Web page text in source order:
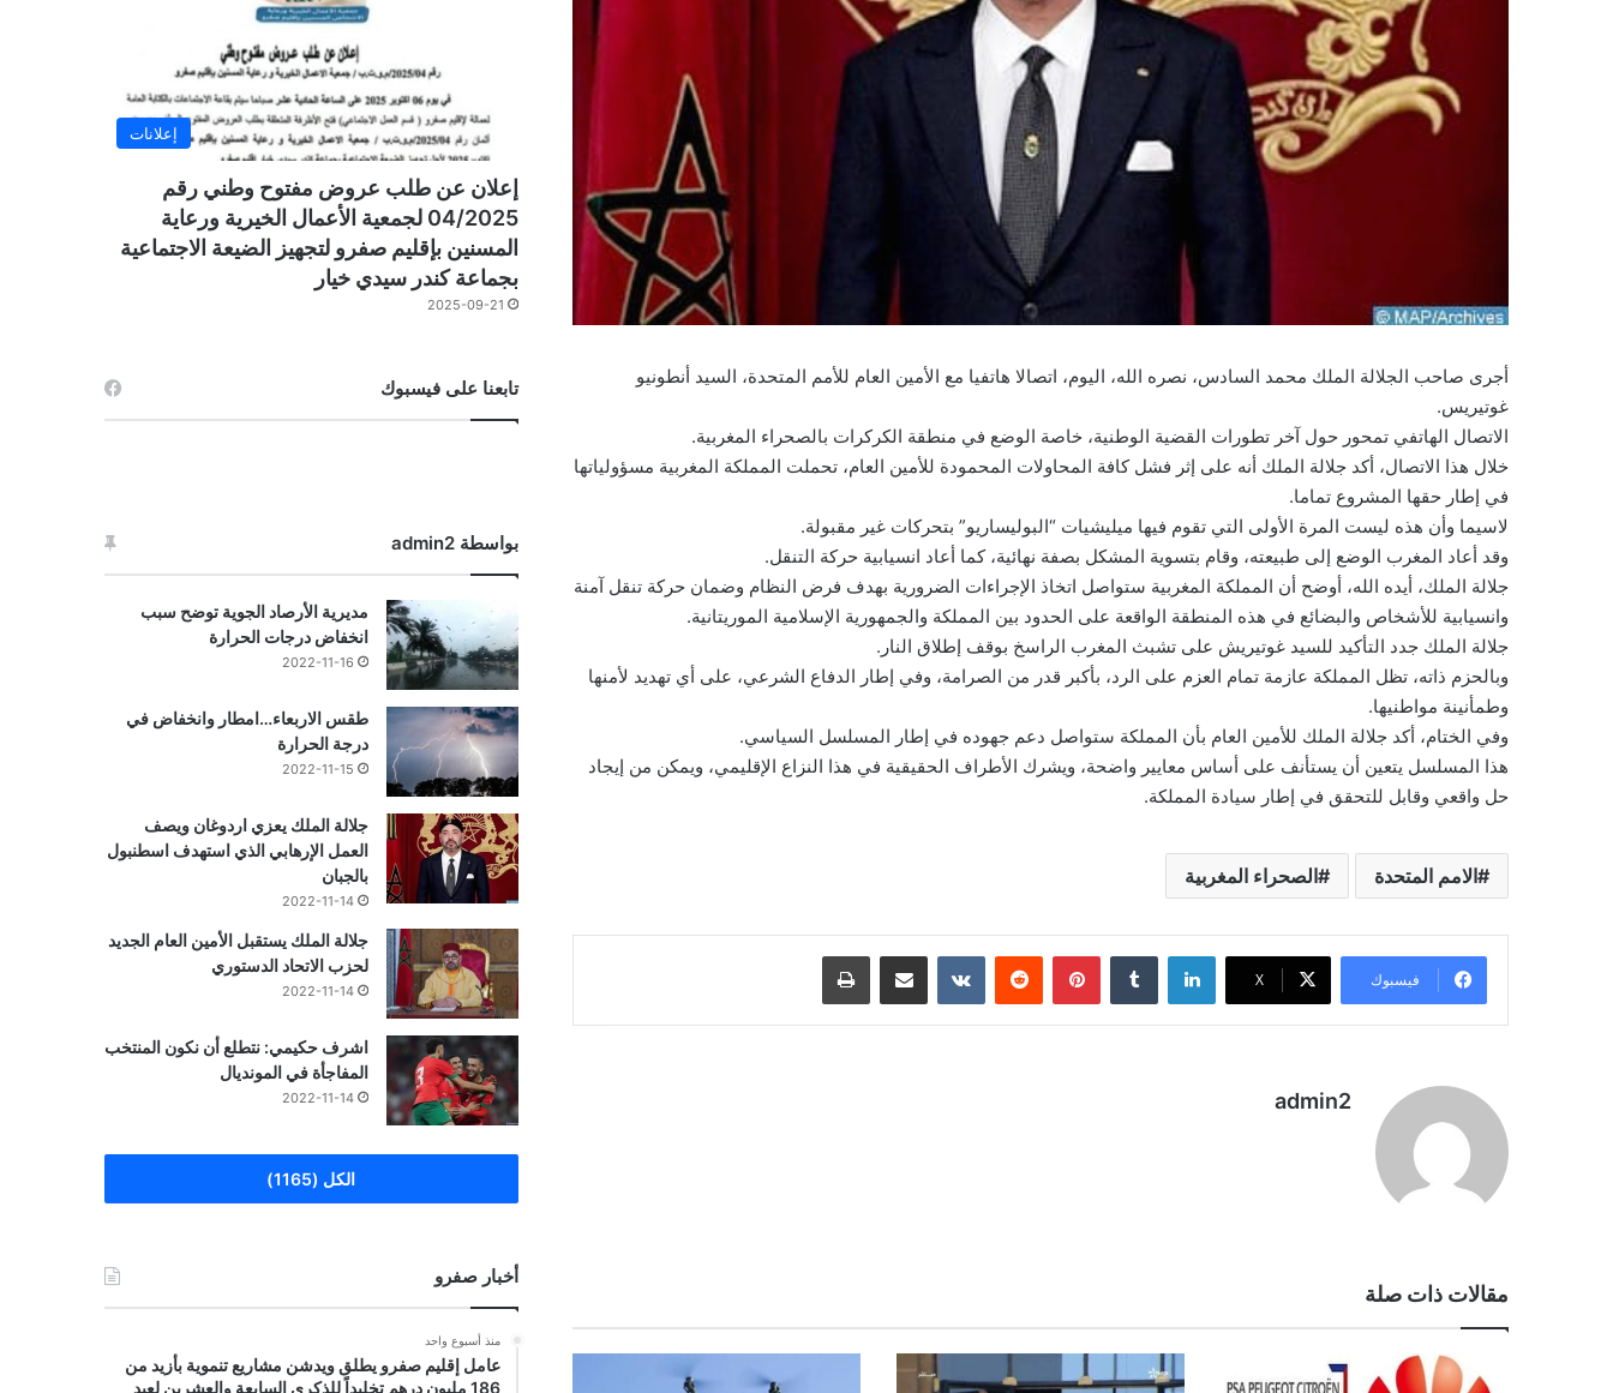
أجرى صاحب الجلالة الملك محمد السادس، نصره الله، اليوم، اتصالا هاتفيا مع الأمين العام للأمم المتحدة، السيد أنطونيو
غوتيريس.
الاتصال الهاتفي تمحور حول آخر تطورات القضية الوطنية، خاصة الوضع في منطقة الكركرات بالصحراء المغربية.
خلال هذا الاتصال، أكد جلالة الملك أنه على إثر فشل كافة المحاولات المحمودة للأمين العام، تحملت المملكة المغربية مسؤولياتها
في إطار حقها المشروع تماما.
لاسيما وأن هذه ليست المرة الأولى التي تقوم فيها ميليشيات “البوليساريو” بتحركات غير مقبولة.
وقد أعاد المغرب الوضع إلى طبيعته، وقام بتسوية المشكل بصفة نهائية، كما أعاد انسيابية حركة التنقل.
جلالة الملك، أيده الله، أوضح أن المملكة المغربية ستواصل اتخاذ الإجراءات الضرورية بهدف فرض النظام وضمان حركة تنقل آمنة
وانسيابية للأشخاص والبضائع في هذه المنطقة الواقعة على الحدود بين المملكة والجمهورية الإسلامية الموريتانية.
جلالة الملك جدد التأكيد للسيد غوتيريش على تشبث المغرب الراسخ بوقف إطلاق النار.
وبالحزم ذاته، تظل المملكة عازمة تمام العزم على الرد، بأكبر قدر من الصرامة، وفي إطار الدفاع الشرعي، على أي تهديد لأمنها
وطمأنينة مواطنيها.
وفي الختام، أكد جلالة الملك للأمين العام بأن المملكة ستواصل دعم جهوده في إطار المسلسل السياسي.
هذا المسلسل يتعين أن يستأنف على أساس معايير واضحة، ويشرك الأطراف الحقيقية في هذا النزاع الإقليمي، ويمكن من إيجاد
حل واقعي وقابل للتحقق في إطار سيادة المملكة.
الامم المتحدة الصحراء المغربية
فيسبوك ‫X
لينكدإن بينتيريست مشاركة عبر البريد طباعة
admin2
مقالات ذات صلة
إعلانات
إعلان عن طلب عروض مفتوح وطني رقم
04/2025 لجمعية الأعمال الخيرية ورعاية
المسنين بإقليم صفرو لتجهيز الضيعة الاجتماعية
بجماعة كندر سيدي خيار
2025-09-21
تابعنا على فيسبوك
بواسطة admin2
مديرية الأرصاد الجوية توضح سبب
انخفاض درجات الحرارة
2022-11-16
طقس الاربعاء…امطار وانخفاض في
درجة الحرارة
2022-11-15
جلالة الملك يعزي اردوغان ويصف
العمل الإرهابي الذي استهدف اسطنبول
بالجبان
2022-11-14
جلالة الملك يستقبل الأمين العام الجديد
لحزب الاتحاد الدستوري
2022-11-14
اشرف حكيمي: نتطلع أن نكون المنتخب
المفاجأة في المونديال
2022-11-14
الكل (1165)
أخبار صفرو
منذ أسبوع واحد
عامل إقليم صفرو يطلق ويدشن مشاريع تنموية بأزيد من
186 مليون درهم تخليداً للذكرى السابعة والعشرين لعيد